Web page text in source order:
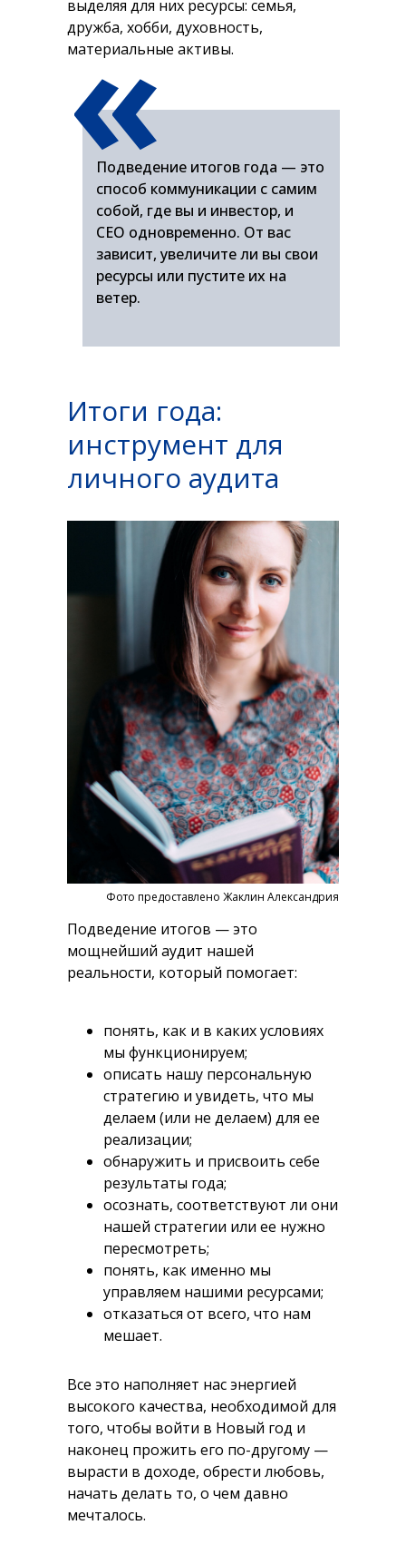
выделяя для них ресурсы: семья,
дружба, хобби, духовность,
материальные активы.
Подведение итогов года — это
способ коммуникации с самим
собой, где вы и инвестор, и
CEO одновременно. От вас
зависит, увеличите ли вы свои
ресурсы или пустите их на
ветер.
«
Итоги года:
инструмент для
личного аудита
Подведение итогов — это
мощнейший аудит нашей
реальности, который помогает:
понять, как и в каких условиях
мы функционируем;
описать нашу персональную
стратегию и увидеть, что мы
делаем (или не делаем) для ее
реализации;
обнаружить и присвоить себе
результаты года;
осознать, соответствуют ли они
нашей стратегии или ее нужно
пересмотреть;
понять, как именно мы
управляем нашими ресурсами;
отказаться от всего, что нам
мешает.
Фото предоставлено Жаклин Александрия
Все это наполняет нас энергией
высокого качества, необходимой для
того, чтобы войти в Новый год и
наконец прожить его по-другому —
вырасти в доходе, обрести любовь,
начать делать то, о чем давно
мечталось.